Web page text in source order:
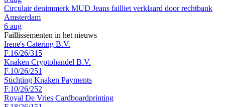
Circulair denimmerk MUD Jeans failliet verklaard door rechtbank
Amsterdam
6 aug
Faillissementen in het nieuws
Irene's Catering B.V.
F.16/26/315
Knaken Cryptohandel B.V.
F.10/26/251
Stichting Knaken Payments
F.10/26/252
Royal De Vries Cardboardprinting